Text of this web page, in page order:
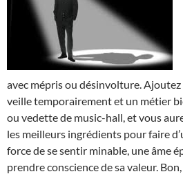
avec mépris ou désinvolture. Ajoutez
veille temporairement et un métier
ou vedette de music-hall, et vous
les meilleurs ingrédients pour faire
force de se sentir minable, une âme
prendre conscience de sa valeur.